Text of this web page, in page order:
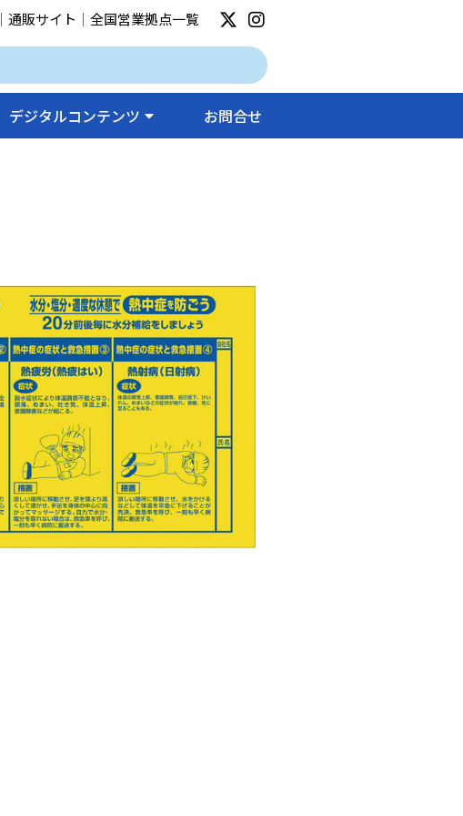
｜通販サイト ｜全国営業拠点一覧
デジタルコンテンツ お問合せ